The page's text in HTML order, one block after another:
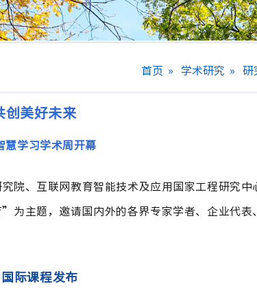
首页 » 学术研究 » 研
创美好未来
学习学术周开幕
院、互联网教育智能技术及应用国家工程研究中
主题，邀请国内外的各界专家学者、企业代表
际课程发布